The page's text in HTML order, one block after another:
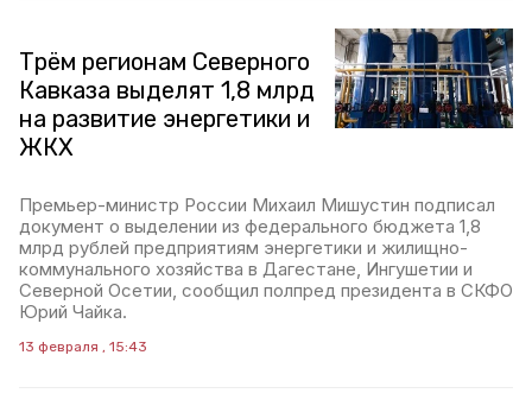
Трём регионам Северного
Кавказа выделят 1,8 млрд
на развитие энергетики и
ЖКХ
Премьер-министр России Михаил Мишустин подписал
документ о выделении из федерального бюджета 1,8
млрд рублей предприятиям энергетики и жилищно-
коммунального хозяйства в Дагестане, Ингушетии и
Северной Осетии, сообщил полпред президента в СКФО
Юрий Чайка.
13 февраля , 15:43